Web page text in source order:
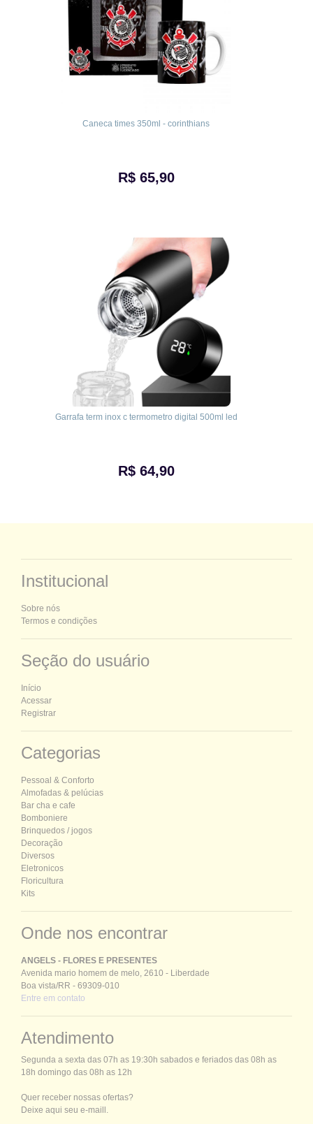
Caneca times 350ml - corinthians
R$ 65,90
Garrafa term inox c termometro digital 500ml led
R$ 64,90
Institucional
Sobre nós
Termos e condições
Seção do usuário
Início
Acessar
Registrar
Categorias
Pessoal & Conforto
Almofadas & pelúcias
Bar cha e cafe
Bomboniere
Brinquedos / jogos
Decoração
Diversos
Eletronicos
Floricultura
Kits
Onde nos encontrar
ANGELS - FLORES E PRESENTES
Avenida mario homem de melo, 2610 - Liberdade
Boa vista/RR - 69309-010
Entre em contato
Atendimento
Segunda a sexta das 07h as 19:30h sabados e feriados das 08h as
18h domingo das 08h as 12h
Quer receber nossas ofertas?
Deixe aqui seu e-maill.